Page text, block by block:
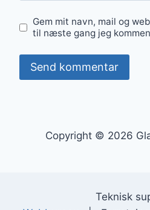
Gem mit navn, mail og
til næste gang jeg
Copyright © 2026
Teknisk